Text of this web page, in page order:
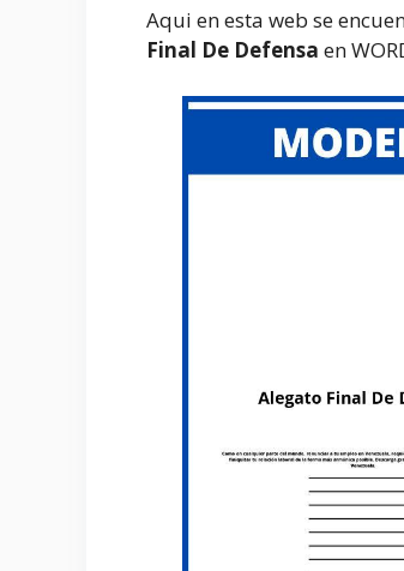
Aqui en esta web se
Final De Defensa en